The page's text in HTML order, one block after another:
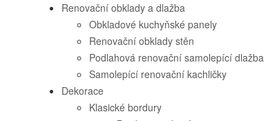
Renovační obklady a dlažba
Obkladové kuchyňské panely
Renovační obklady stěn
Podlahová renovační samolepící dlažba
Samolepící renovační kachličky
Dekorace
Klasické bordury